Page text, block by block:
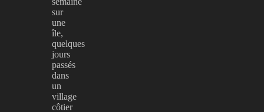
sur
une
île,
quelques
jours
passés
dans
un
village
côtier